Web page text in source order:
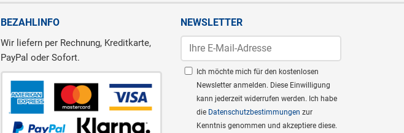
BEZAHLINFO
Wir liefern per Rechnung, Kreditkarte,
PayPal oder Sofort.
NEWSLETTER
Ich möchte mich für den kostenlosen
Newsletter anmelden. Diese Einwilligung
kann jederzeit widerrufen werden. Ich habe
die Datenschutzbestimmungen zur
Kenntnis genommen und akzeptiere diese.